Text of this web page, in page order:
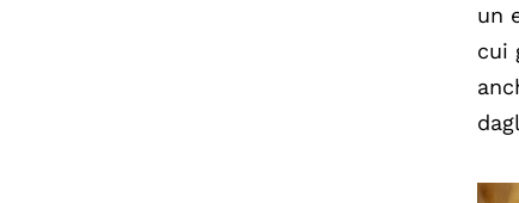
un
cui